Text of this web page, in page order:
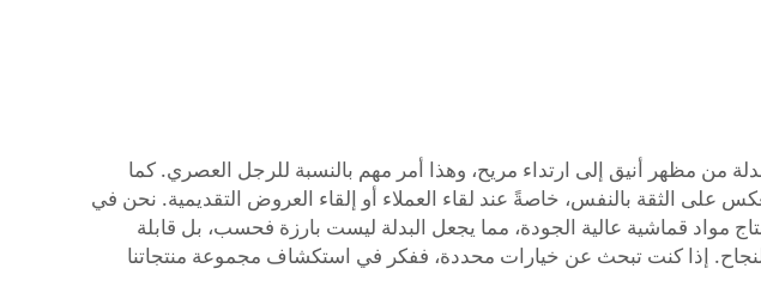
من مظهر أنيق إلى ارتداء مريح، وهذا أمر مهم بالنسبة للرجل العصري. كما
الثقة بالنفس، خاصةً عند لقاء العملاء أو إلقاء العروض التقديمية. نحن في
مواد قماشية عالية الجودة، مما يجعل البدلة ليست بارزة فحسب، بل قابلة
إذا كنت تبحث عن خيارات محددة، ففكر في استكشاف مجموعة منتجاتنا